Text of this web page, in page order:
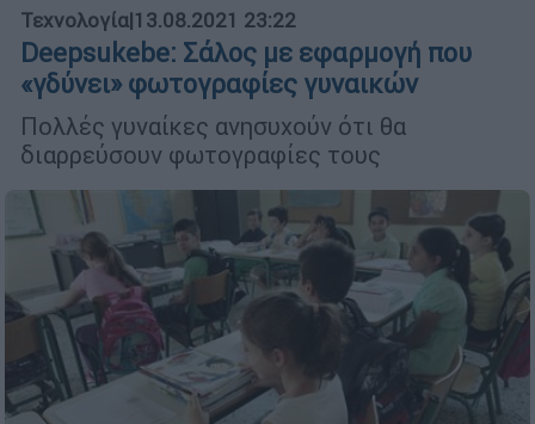
Τεχνολογία|13.08.2021 23:22
Deepsukebe: Σάλος με εφαρμογή που
«γδύνει» φωτογραφίες γυναικών
Πολλές γυναίκες ανησυχούν ότι θα
διαρρεύσουν φωτογραφίες τους